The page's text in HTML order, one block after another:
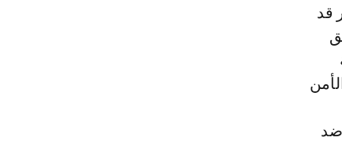
قد
في مجلس الأمن
ضد